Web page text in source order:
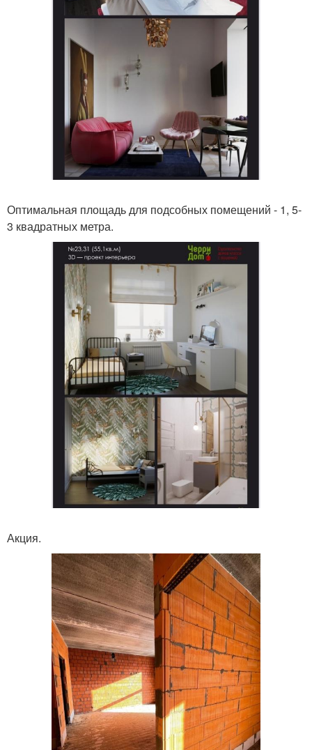
Оптимальная площадь для подсобных помещений - 1, 5-
3 квадратных метра.
Акция.